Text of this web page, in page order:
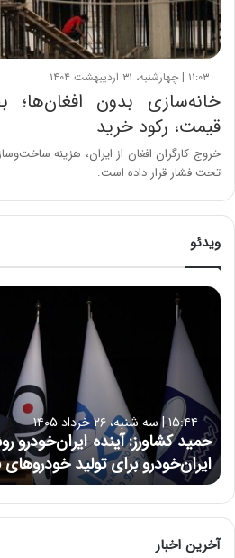
۱۱:۰۳ | چهارشنبه، ۳۱ اردیبهشت ۱۴۰۴
خانه‌سازی بدون افغان‌ها؛
قیمت، رکود خرید
خروج کارگران افغان از ایران، هزینه
تحت فشار قرار داده است.
ویدئو
ح
ش
ا
و
ر
ز
:
آ
ی
ن
۱۵:۴۴ | سه شنبه، ۲۶ خرداد ۱۴۰۵
حمید کشاورز: آینده
ایران‌خودرو برای تولید
آخرین اخبار